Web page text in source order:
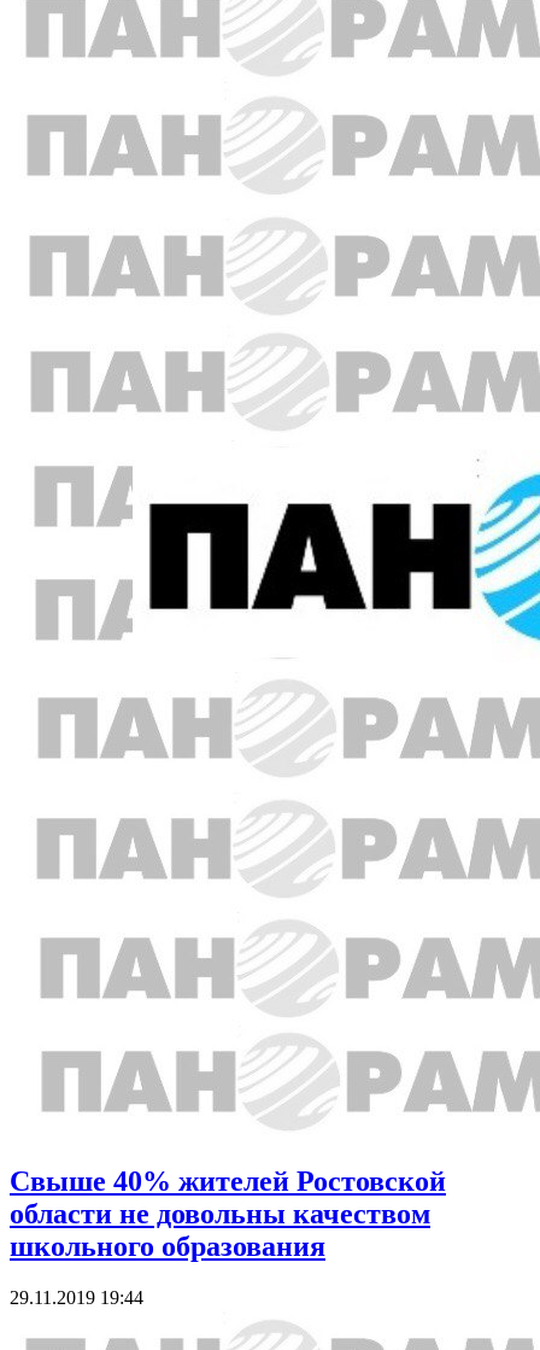
Свыше 40% жителей Ростовской
области не довольны качеством
школьного образования
29.11.2019 19:44